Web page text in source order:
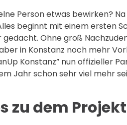
Person etwas bewirken?
beginnt mit einem ersten
Ohne groß
in Konstanz noch mehr
Konstanz” nun offizieller
Jahr schon sehr viel mehr
zu dem